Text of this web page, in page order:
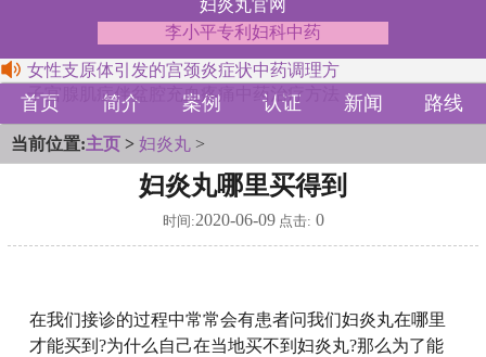
妇炎丸官网
李小平专利妇科中药
女性支原体引发的宫颈炎症状中药调理方
子宫腺肌症伴盆腔充血疼痛中药治疗方法
首页 简介 案例 认证 新闻 路线
当前位置:主页 > 妇炎丸 >
妇炎丸哪里买得到
时间:2020-06-09点击: 0
在我们接诊的过程中常常会有患者问我们妇炎丸在哪里
才能买到?为什么自己在当地买不到妇炎丸?那么为了能